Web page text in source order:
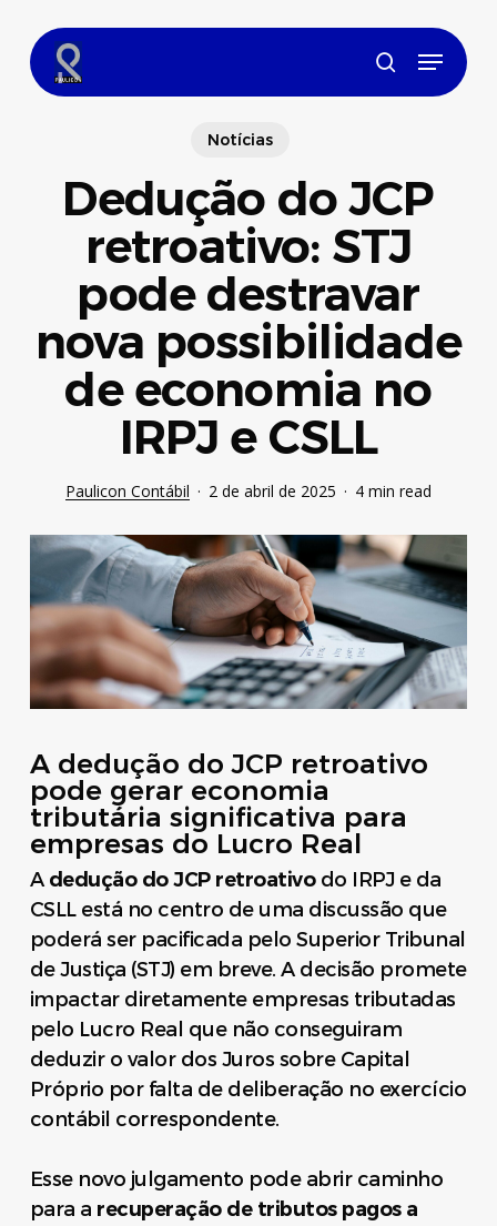
main
content
search
Menu
Notícias
Dedução do JCP
retroativo: STJ
pode destravar
nova possibilidade
de economia no
IRPJ e CSLL
Paulicon Contábil 2 de abril de 2025 4 min read
A dedução do JCP retroativo
pode gerar economia
tributária significativa para
empresas do Lucro Real
A dedução do JCP retroativodo IRPJ e da
CSLL está no centro de uma discussão que
poderá ser pacificada pelo Superior Tribunal
de Justiça (STJ) em breve. A decisão promete
impactar diretamente empresas tributadas
pelo Lucro Real que não conseguiram
deduzir o valor dos Juros sobre Capital
Próprio por falta de deliberação no exercício
contábil correspondente.
Esse novo julgamento pode abrir caminho
para a recuperação de tributos pagos a